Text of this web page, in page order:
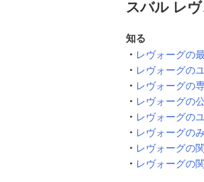
スバル レ
知る
レヴォーグの
レヴォーグの
レヴォーグの
レヴォーグの
レヴォーグの
レヴォーグの
レヴォーグの
レヴォーグの